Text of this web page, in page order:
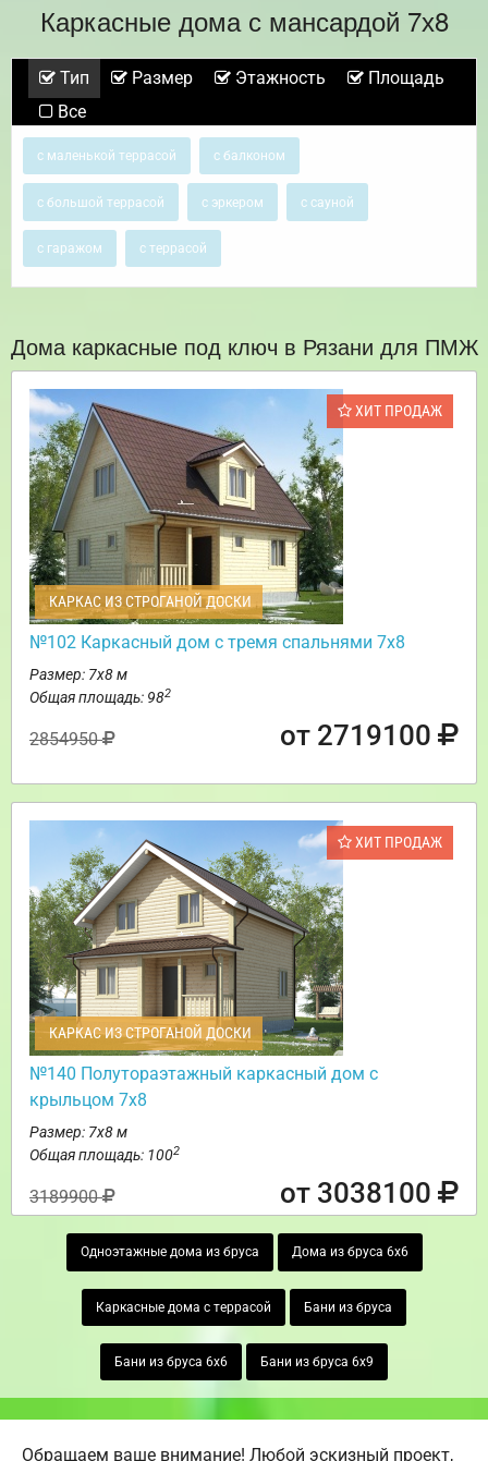
Каркасные дома с мансардой 7х8
Тип Размер Этажность
Площадь
Все
с маленькой террасой с балконом
с большой террасой с эркером с сауной
с гаражом с террасой
Дома каркасные под ключ в Рязани для ПМЖ
ХИТ ПРОДАЖ
КАРКАС ИЗ СТРОГАНОЙ ДОСКИ
№102 Каркасный дом с тремя спальнями 7х8
Размер: 7х8 м
Общая площадь: 982
2854950 от 2719100
ХИТ ПРОДАЖ
КАРКАС ИЗ СТРОГАНОЙ ДОСКИ
№140 Полутораэтажный каркасный дом с
крыльцом 7х8
Размер: 7х8 м
Общая площадь: 1002
3189900 от 3038100
Одноэтажные дома из бруса Дома из бруса 6х6
Каркасные дома с террасой Бани из бруса
Бани из бруса 6х6 Бани из бруса 6х9
Обращаем ваше внимание! Любой эскизный проект,